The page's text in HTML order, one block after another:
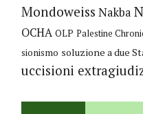
Mondoweiss Nakba
OCHA OLP Palestine
sionismo soluzione a due
uccisioni